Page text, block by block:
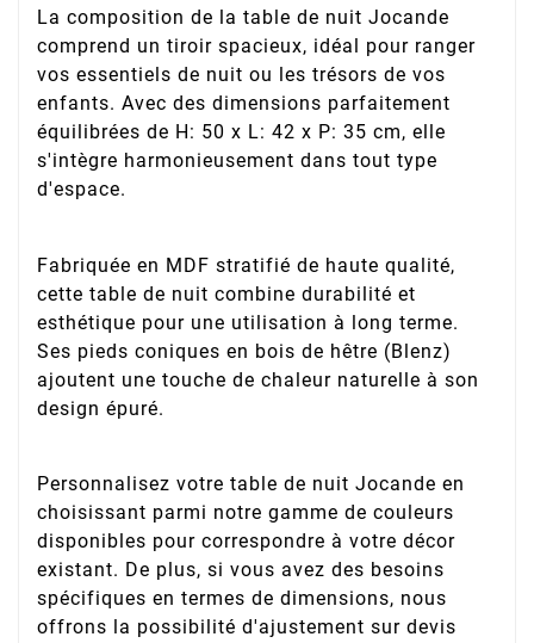
La composition de la table de nuit Jocande
comprend un tiroir spacieux, idéal pour ranger
vos essentiels de nuit ou les trésors de vos
enfants. Avec des dimensions parfaitement
équilibrées de H: 50 x L: 42 x P: 35 cm, elle
s'intègre harmonieusement dans tout type
d'espace.
Fabriquée en MDF stratifié de haute qualité,
cette table de nuit combine durabilité et
esthétique pour une utilisation à long terme.
Ses pieds coniques en bois de hêtre (Blenz)
ajoutent une touche de chaleur naturelle à son
design épuré.
Personnalisez votre table de nuit Jocande en
choisissant parmi notre gamme de couleurs
disponibles pour correspondre à votre décor
existant. De plus, si vous avez des besoins
spécifiques en termes de dimensions, nous
offrons la possibilité d'ajustement sur devis